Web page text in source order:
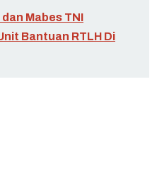
dan Mabes TNI
Bantuan RTLH Di